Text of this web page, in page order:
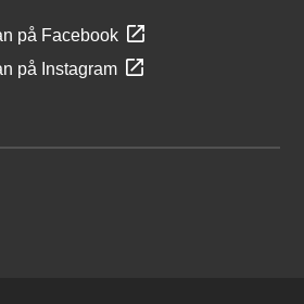
på Facebook
på Instagram